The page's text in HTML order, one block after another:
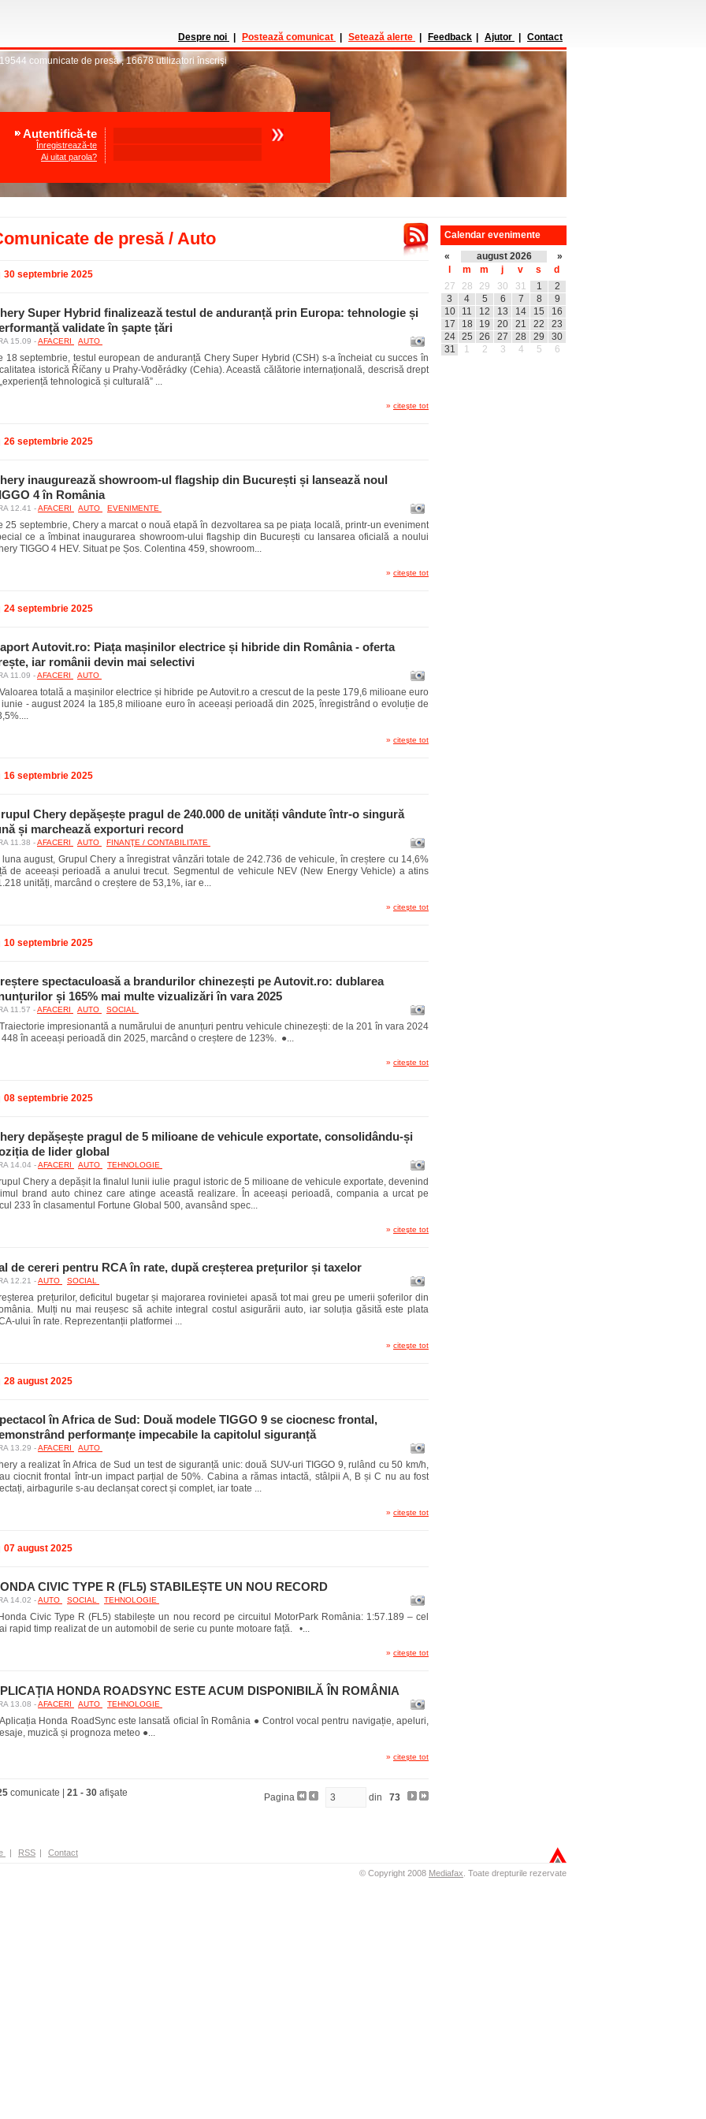
Despre noi Postează comunicat Setează alerte Feedback Ajutor Contact
19544 comunicate de presă,16678 utilizatori înscrişi
Autentifică-te
Înregistrează-te
Ai uitat parola?
de presă / Auto
30 septembrie 2025
Super Hybrid finalizează testul de anduranță prin Europa: tehnologie și
validate în șapte țări
15.09 -AFACERI AUTO
18 septembrie, testul european de anduranță Chery Super Hybrid (CSH) s-a încheiat cu succes în
istorică Říčany u Prahy-Voděrádky (Cehia). Această călătorie internațională, descrisă drept
tehnologică și culturală” ...
» citeşte tot
26 septembrie 2025
inaugurează showroom-ul flagship din București și lansează noul
4 în România
12.41 -AFACERI AUTO EVENIMENTE
25 septembrie, Chery a marcat o nouă etapă în dezvoltarea sa pe piața locală, printr-un eveniment
ce a îmbinat inaugurarea showroom-ului flagship din București cu lansarea oficială a noului
TIGGO 4 HEV. Situat pe Șos. Colentina 459, showroom...
» citeşte tot
24 septembrie 2025
Autovit.ro: Piața mașinilor electrice și hibride din România - oferta
iar românii devin mai selectivi
11.09 -AFACERI AUTO
totală a mașinilor electrice și hibride pe Autovit.ro a crescut de la peste 179,6 milioane euro
iunie - august 2024 la 185,8 milioane euro în aceeași perioadă din 2025, înregistrând o evoluție de
» citeşte tot
16 septembrie 2025
Chery depășește pragul de 240.000 de unități vândute într-o singură
și marchează exporturi record
11.38 -AFACERI AUTO FINANŢE / CONTABILITATE
luna august, Grupul Chery a înregistrat vânzări totale de 242.736 de vehicule, în creștere cu 14,6%
de aceeași perioadă a anului trecut. Segmentul de vehicule NEV (New Energy Vehicle) a atins
unități, marcând o creștere de 53,1%, iar e...
» citeşte tot
10 septembrie 2025
spectaculoasă a brandurilor chinezești pe Autovit.ro: dublarea
și 165% mai multe vizualizări în vara 2025
11.57 -AFACERI AUTO SOCIAL
impresionantă a numărului de anunțuri pentru vehicule chinezești: de la 201 în vara 2024
448 în aceeași perioadă din 2025, marcând o creștere de 123%. ●...
» citeşte tot
08 septembrie 2025
depășește pragul de 5 milioane de vehicule exportate, consolidându-și
de lider global
14.04 -AFACERI AUTO TEHNOLOGIE
Chery a depășit la finalul lunii iulie pragul istoric de 5 milioane de vehicule exportate, devenind
brand auto chinez care atinge această realizare. În aceeași perioadă, compania a urcat pe
233 în clasamentul Fortune Global 500, avansând spec...
» citeşte tot
de cereri pentru RCA în rate, după creșterea prețurilor și taxelor
12.21 -AUTO SOCIAL
prețurilor, deficitul bugetar și majorarea rovinietei apasă tot mai greu pe umerii șoferilor din
Mulți nu mai reușesc să achite integral costul asigurării auto, iar soluția găsită este plata
ului în rate. Reprezentanții platformei ...
» citeşte tot
28 august 2025
în Africa de Sud: Două modele TIGGO 9 se ciocnesc frontal,
performanțe impecabile la capitolul siguranță
13.29 -AFACERI AUTO
a realizat în Africa de Sud un test de siguranță unic: două SUV-uri TIGGO 9, rulând cu 50 km/h,
ciocnit frontal într-un impact parțial de 50%. Cabina a rămas intactă, stâlpii A, B și C nu au fost
airbagurile s-au declanșat corect și complet, iar toate ...
» citeşte tot
07 august 2025
CIVIC TYPE R (FL5) STABILEȘTE UN NOU RECORD
14.02 -AUTO SOCIAL TEHNOLOGIE
Civic Type R (FL5) stabilește un nou record pe circuitul MotorPark România: 1:57.189 – cel
rapid timp realizat de un automobil de serie cu punte motoare față. •...
» citeşte tot
HONDA ROADSYNC ESTE ACUM DISPONIBILĂ ÎN ROMÂNIA
13.08 -AFACERI AUTO TEHNOLOGIE
Honda RoadSync este lansată oficial în România ● Control vocal pentru navigație, apeluri,
muzică și prognoza meteo ●...
» citeşte tot
comunicate | 21 - 30 afişate Pagina din 73
Calendar evenimente
«
august 2026
»
m m j v s
d
27
28 29 30 31 1
2
3
4 5 6 7 8
9
10
11 12 13 14 15
16
17
18 19 20 21 22
23
24
25 26 27 28 29
30
31
1 2 3 4 5 6
| RSS | Contact
© Copyright 2008 Mediafax Toate drepturile rezervate